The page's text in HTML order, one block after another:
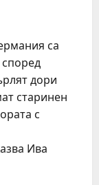
са
според
дори
старинен
с
Ива